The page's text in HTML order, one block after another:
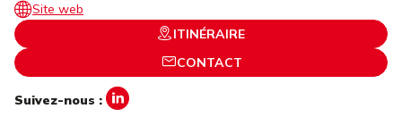
Site web
ITINÉRAIRE
CONTACT
Suivez-nous :